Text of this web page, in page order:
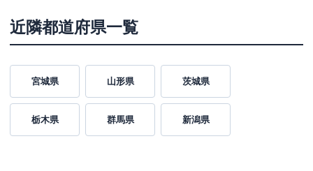
近隣都道府県一覧
宮城県 山形県 茨城県
栃木県 群馬県 新潟県